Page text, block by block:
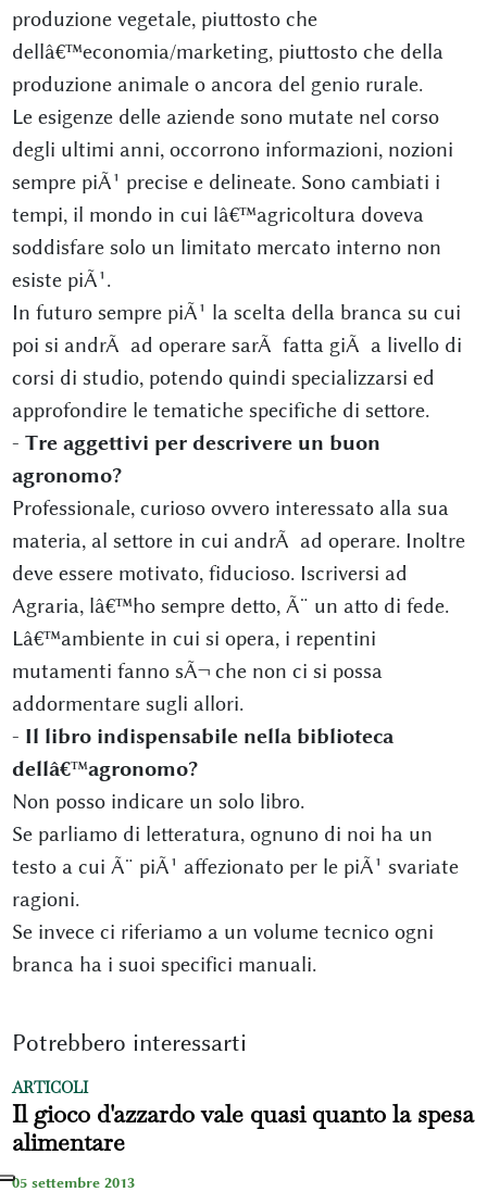
produzione vegetale, piuttosto che
dellâ€™economia/marketing, piuttosto che della
produzione animale o ancora del genio rurale.
Le esigenze delle aziende sono mutate nel corso
degli ultimi anni, occorrono informazioni, nozioni
sempre piÃ¹ precise e delineate. Sono cambiati i
tempi, il mondo in cui lâ€™agricoltura doveva
soddisfare solo un limitato mercato interno non
esiste piÃ¹.
In futuro sempre piÃ¹ la scelta della branca su cui
poi si andrÃ ad operare sarÃ fatta giÃ a livello di
corsi di studio, potendo quindi specializzarsi ed
approfondire le tematiche specifiche di settore.
- Tre aggettivi per descrivere un buon
agronomo?
Professionale, curioso ovvero interessato alla sua
materia, al settore in cui andrÃ ad operare. Inoltre
deve essere motivato, fiducioso. Iscriversi ad
Agraria, lâ€™ho sempre detto, Ã¨ un atto di fede.
Lâ€™ambiente in cui si opera, i repentini
mutamenti fanno sÃ¬ che non ci si possa
addormentare sugli allori.
- Il libro indispensabile nella biblioteca
dellâ€™agronomo?
Non posso indicare un solo libro.
Se parliamo di letteratura, ognuno di noi ha un
testo a cui Ã¨ piÃ¹ affezionato per le piÃ¹ svariate
ragioni.
Se invece ci riferiamo a un volume tecnico ogni
branca ha i suoi specifici manuali.
Potrebbero interessarti
ARTICOLI
Il gioco d'azzardo vale quasi quanto la spesa
alimentare
05 settembre 2013